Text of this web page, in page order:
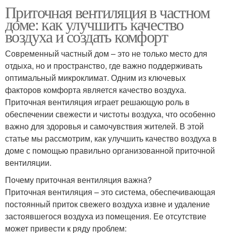
Приточная вентиляция в частном
доме: как улучшить качество
воздуха и создать комфорт
Современный частный дом – это не только место для
отдыха, но и пространство, где важно поддерживать
оптимальный микроклимат. Одним из ключевых
факторов комфорта является качество воздуха.
Приточная вентиляция играет решающую роль в
обеспечении свежести и чистоты воздуха, что особенно
важно для здоровья и самочувствия жителей. В этой
статье мы рассмотрим, как улучшить качество воздуха в
доме с помощью правильно организованной приточной
вентиляции.
Почему приточная вентиляция важна?
Приточная вентиляция – это система, обеспечивающая
постоянный приток свежего воздуха извне и удаление
застоявшегося воздуха из помещения. Ее отсутствие
может привести к ряду проблем: